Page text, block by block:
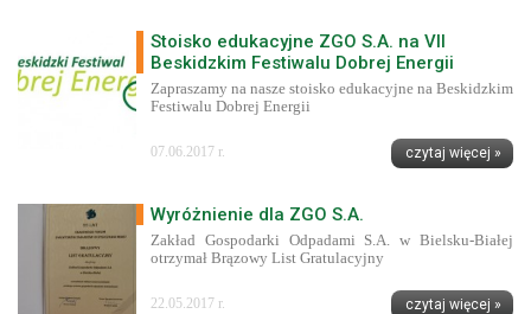
Stoisko edukacyjne ZGO S.A. na VII
Beskidzkim Festiwalu Dobrej Energii
Zapraszamy na nasze stoisko edukacyjne na Beskidzkim
Festiwalu Dobrej Energii
07.06.2017 r. czytaj więcej »
Wyróżnienie dla ZGO S.A.
Zakład Gospodarki Odpadami S.A. w Bielsku-Białej
otrzymał Brązowy List Gratulacyjny
22.05.2017 r. czytaj więcej »